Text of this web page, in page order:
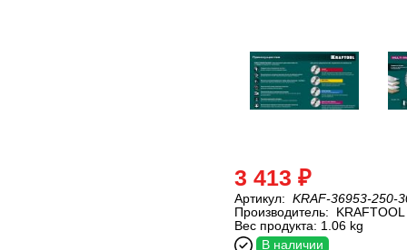
3 413 ₽
Артикул: KRAF-36953-250-
Производитель:
KRAFTOOL
Вес продукта: 1.06 kg
В наличии